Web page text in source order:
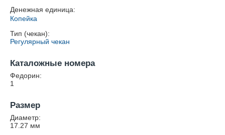
Денежная единица:
Копейка
Тип (чекан):
Регулярный чекан
Каталожные номера
Федорин:
1
Размер
Диаметр:
17.27 мм